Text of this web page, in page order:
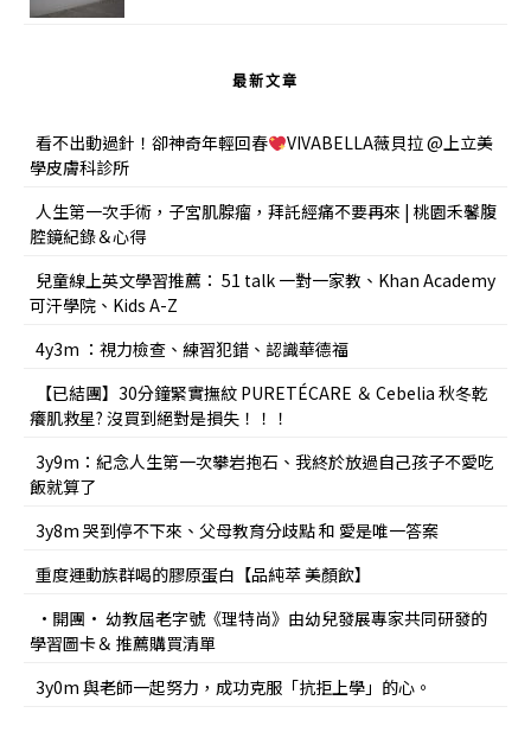
最新文章
看不出動過針！卻神奇年輕回春
VIVABELLA薇貝拉 @上立美
學皮膚科診所
人生第一次手術，子宮肌腺瘤，拜託經痛不要再來 | 桃園禾馨腹
腔鏡紀錄＆心得
兒童線上英文學習推薦： 51 talk 一對一家教、Khan Academy
可汗學院、Kids A-Z
4y3m ：視力檢查、練習犯錯、認識華德福
【已結團】30分鐘緊實撫紋 PURETÉCARE ＆ Cebelia 秋冬乾
癢肌救星? 沒買到絕對是損失！！！
3y9m：紀念人生第一次攀岩抱石、我終於放過自己孩子不愛吃
飯就算了
3y8m 哭到停不下來、父母教育分歧點 和 愛是唯一答案
重度運動族群喝的膠原蛋白【品純萃 美顏飲】
•開團• 幼教屆老字號《理特尚》由幼兒發展專家共同研發的
學習圖卡＆ 推薦購買清單
3y0m 與老師一起努力，成功克服「抗拒上學」的心。